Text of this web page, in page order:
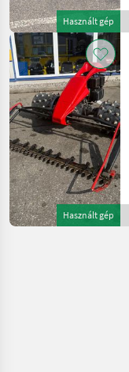
Használt gép
Használt gép